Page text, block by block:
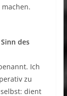
des
Ich
zu
dient